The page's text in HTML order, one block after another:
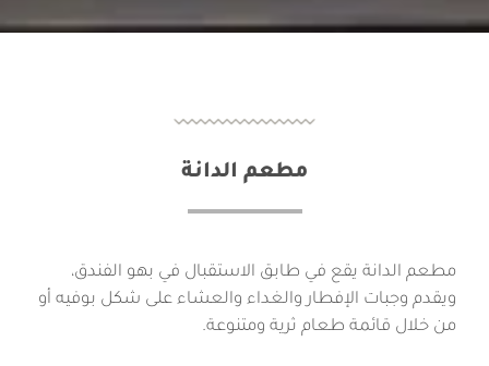
مطعم الدانة
مطعم الدانة يقع في طابق الاستقبال في بهو الفندق،
ويقدم وجبات الإفطار والغداء والعشاء على شكل بوفيه أو
من خلال قائمة طعام ثرية ومتنوعة.